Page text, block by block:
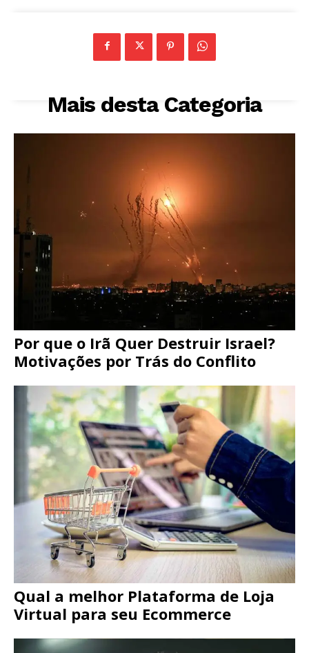
Mais desta Categoria
Por que o Irã Quer Destruir Israel?
Motivações por Trás do Conflito
Qual a melhor Plataforma de Loja
Virtual para seu Ecommerce